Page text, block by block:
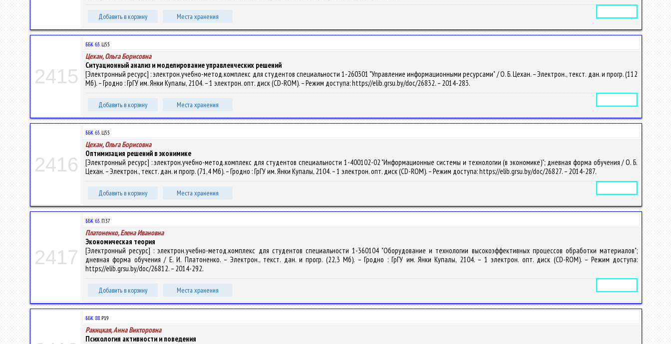
Добавить в корзину Места хранения
2415
ББК 65.Ц55
Цехан, Ольга Борисовна
Ситуационный анализ и моделирование управленческих решений
[Электронный ресурс] : электрон.учебно-метод.комплекс для студентов специальности 1-260301 "Управление информационными ресурсами" / О. Б. Цехан. – Электрон., текст. дан. и прогр. (112
Мб). – Гродно : ГрГУ им. Янки Купалы, 2104. – 1 электрон. опт. диск (CD-ROM). – Режим доступа: https://elib.grsu.by/doc/26832. – 2014-283.
Добавить в корзину Места хранения
2416
ББК 65.Ц55
Цехан, Ольга Борисовна
Оптимизация решений в эконимике
[Электронный ресурс] : электрон.учебно-метод.комплекс для студентов специальности 1-400102-02 "Информационные системы и технологии (в экономике)"; дневная форма обучения / О. Б.
Цехан. – Электрон., текст. дан. и прогр. (71,4 Мб). – Гродно : ГрГУ им. Янки Купалы, 2104. – 1 электрон. опт. диск (CD-ROM). – Режим доступа: https://elib.grsu.by/doc/26827. – 2014-287.
Добавить в корзину Места хранения
2417
ББК 65.П37
Платоненко, Елена Ивановна
Экономическая теория
[Электронный ресурс] : электрон.учебно-метод.комплекс для студентов специальности 1-360104 "Оборудование и технологии высокоэффективных процессов обработки материалов";
дневная форма обучения / Е. И. Платоненко. – Электрон., текст. дан. и прогр. (22,3 Мб). – Гродно : ГрГУ им. Янки Купалы, 2104. – 1 электрон. опт. диск (CD-ROM). – Режим доступа:
https://elib.grsu.by/doc/26812. – 2014-292.
Добавить в корзину Места хранения
ББК 88.Р19
Ракицкая, Анна Викторовна
Психология активности и поведения